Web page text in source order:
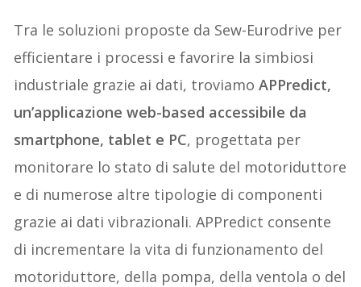
Tra le soluzioni proposte da Sew-Eurodrive per
efficientare i processi e favorire la simbiosi
industriale grazie ai dati, troviamoAPPredict,
un’applicazione web-based accessibile da
smartphone, tablet e PC, progettata per
monitorare lo stato di salute del motoriduttore
e di numerose altre tipologie di componenti
grazie ai dati vibrazionali. APPredict consente
di incrementare la vita di funzionamento del
motoriduttore, della pompa, della ventola o del